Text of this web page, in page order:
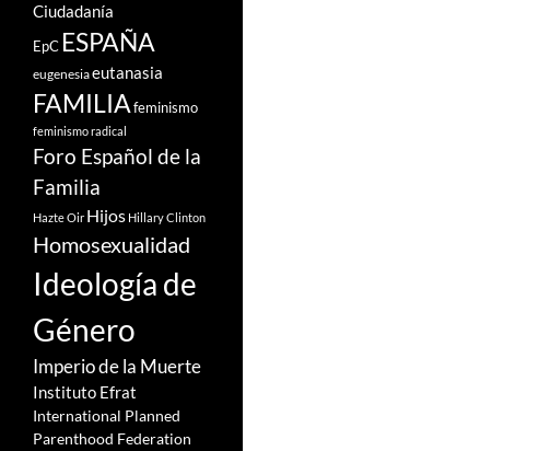
Ciudadanía
EpC ESPAÑA
eugenesiaeutanasia
FAMILIAfeminismo
feminismo radical
Foro Español de la
Familia
Hazte Oir Hijos Hillary Clinton
Homosexualidad
Ideología de
Género
Imperio de la Muerte
Instituto Efrat
International Planned
Parenthood Federation